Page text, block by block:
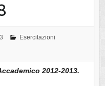
Esercitazioni
2012-2013.